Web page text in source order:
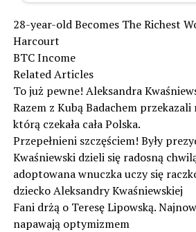
28-year-old Becomes The Richest
Harcourt
BTC Income
Related Articles
To już pewne! Aleksandra
Razem z Kubą Badachem
którą czekała cała Polska.
Przepełnieni szczęściem! Były
Kwaśniewski dzieli się radosną
adoptowana wnuczka uczy się
dziecko Aleksandry Kwaśniewskiej
Fani drżą o Teresę Lipowską.
napawają optymizmem